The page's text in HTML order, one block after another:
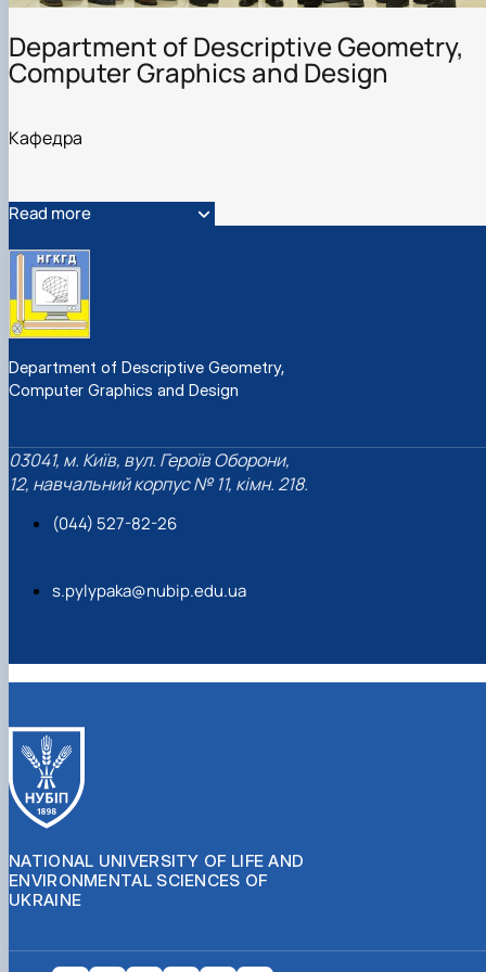
Department of Descriptive Geometry,
Computer Graphics and Design
Кафедра
Read more
Department of Descriptive Geometry,
Computer Graphics and Design
03041, м. Київ, вул. Героїв Оборони,
12, навчальний корпус № 11, кімн. 218.
(044) 527-82-26
s.pylypaka@nubip.edu.ua
NATIONAL UNIVERSITY OF LIFE AND
ENVIRONMENTAL SCIENCES OF
UKRAINE